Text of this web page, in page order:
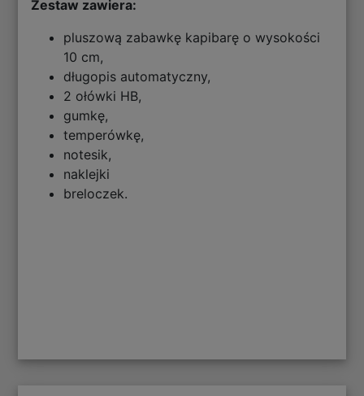
Zestaw zawiera:
pluszową zabawkę kapibarę o wysokości
10 cm,
długopis automatyczny,
2 ołówki HB,
gumkę,
temperówkę,
notesik,
naklejki
breloczek.